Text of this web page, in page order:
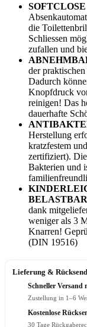
SOFTCLOSE
die
Schliessen
zufallen und
der
Dadurch
Knopfdruck
reinigen! Das
dauerhafte
Herstellung
kratzfestem
zertifiziert).
Bakterien und
dank
weniger als 3
Knarren!
(DIN 19516)
Lieferung &
Schneller Versand
Zustellung in 1–6
Kostenlose
30 Tage